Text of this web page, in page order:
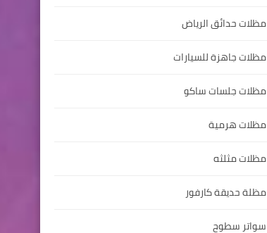
مظلات حدائق الرياض
مظلات جاهزة للسيارات
مظلات جلسات ساكو
مظلات هرمية
مظلات مثلثه
مظلة حديقة كارفور
سواتر سطوح